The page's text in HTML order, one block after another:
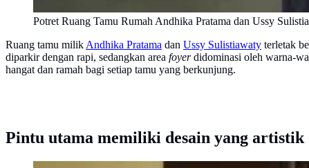
Potret Ruang Tamu Rumah Andhika Pratama dan Ussy
Ruang tamu milik Andhika Pratama dan Ussy Sulistiawaty terletak
diparkir dengan rapi, sedangkan area foyerdidominasi oleh warna-
hangat dan ramah bagi setiap tamu yang berkunjung.
Pintu utama memiliki desain yang artistik